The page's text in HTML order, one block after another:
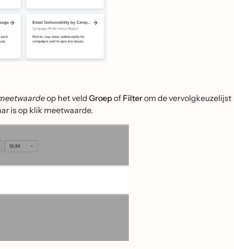
op het veld Groepof Filterom de vervolgkeuzelijst
is op klik meetwaarde.